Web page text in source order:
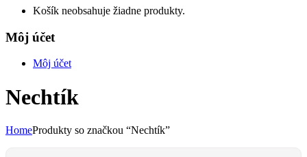
Košík neobsahuje žiadne produkty.
Môj účet
Môj účet
Nechtík
HomeProdukty so značkou “Nechtík”